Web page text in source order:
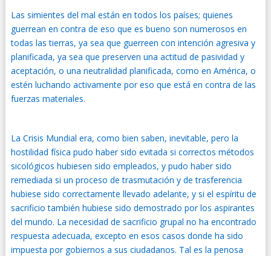
Las simientes del mal están en todos los países; quienes
guerrean en contra de eso que es bueno son numerosos en
todas las tierras, ya sea que guerreen con intención agresiva y
planificada, ya sea que preserven una actitud de pasividad y
aceptación, o una neutralidad planificada, como en América, o
estén luchando activamente por eso que está en contra de las
fuerzas materiales.
La Crisis Mundial era, como bien saben, inevitable, pero la
hostilidad física pudo haber sido evitada si correctos métodos
sicológicos hubiesen sido empleados, y pudo haber sido
remediada si un proceso de trasmutación y de trasferencia
hubiese sido correctamente llevado adelante, y si el espíritu de
sacrificio también hubiese sido demostrado por los aspirantes
del mundo. La necesidad de sacrificio grupal no ha encontrado
respuesta adecuada, excepto en esos casos donde ha sido
impuesta por gobiernos a sus ciudadanos. Tal es la penosa